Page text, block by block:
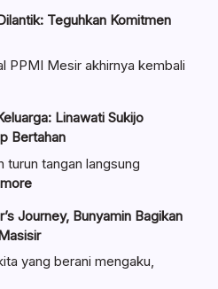
Teguhkan Komitmen
PPMI Mesir akhirnya kembali
Linawati Sukijo
Bertahan
turun tangan langsung
:
Manajemen
Bisnis
Keluarga:
Journey, Bunyamin Bagikan
yang berani mengaku,